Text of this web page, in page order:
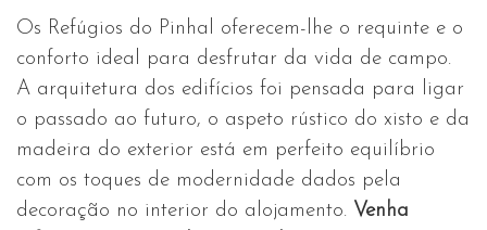
Os Refúgios do Pinhal oferecem-lhe o requinte e o
conforto ideal para desfrutar da vida de campo.
A arquitetura dos edifícios foi pensada para ligar
o passado ao futuro, o aspeto rústico do xisto e da
madeira do exterior está em perfeito equilíbrio
com os toques de modernidade dados pela
decoração no interior do alojamento. Venha